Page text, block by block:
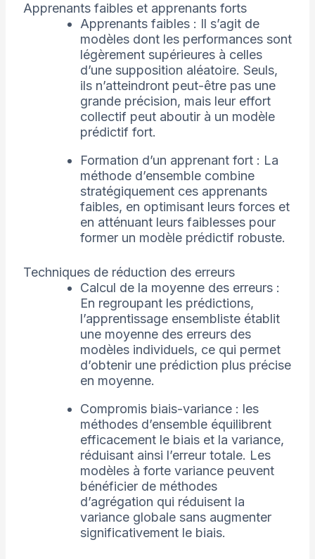
Apprenants faibles et apprenants forts
Apprenants faibles : Il s’agit de
modèles dont les performances sont
légèrement supérieures à celles
d’une supposition aléatoire. Seuls,
ils n’atteindront peut-être pas une
grande précision, mais leur effort
collectif peut aboutir à un modèle
prédictif fort.
Formation d’un apprenant fort : La
méthode d’ensemble combine
stratégiquement ces apprenants
faibles, en optimisant leurs forces et
en atténuant leurs faiblesses pour
former un modèle prédictif robuste.
Techniques de réduction des erreurs
Calcul de la moyenne des erreurs :
En regroupant les prédictions,
l’apprentissage ensembliste établit
une moyenne des erreurs des
modèles individuels, ce qui permet
d’obtenir une prédiction plus précise
en moyenne.
Compromis biais-variance : les
méthodes d’ensemble équilibrent
efficacement le biais et la variance,
réduisant ainsi l’erreur totale. Les
modèles à forte variance peuvent
bénéficier de méthodes
d’agrégation qui réduisent la
variance globale sans augmenter
significativement le biais.